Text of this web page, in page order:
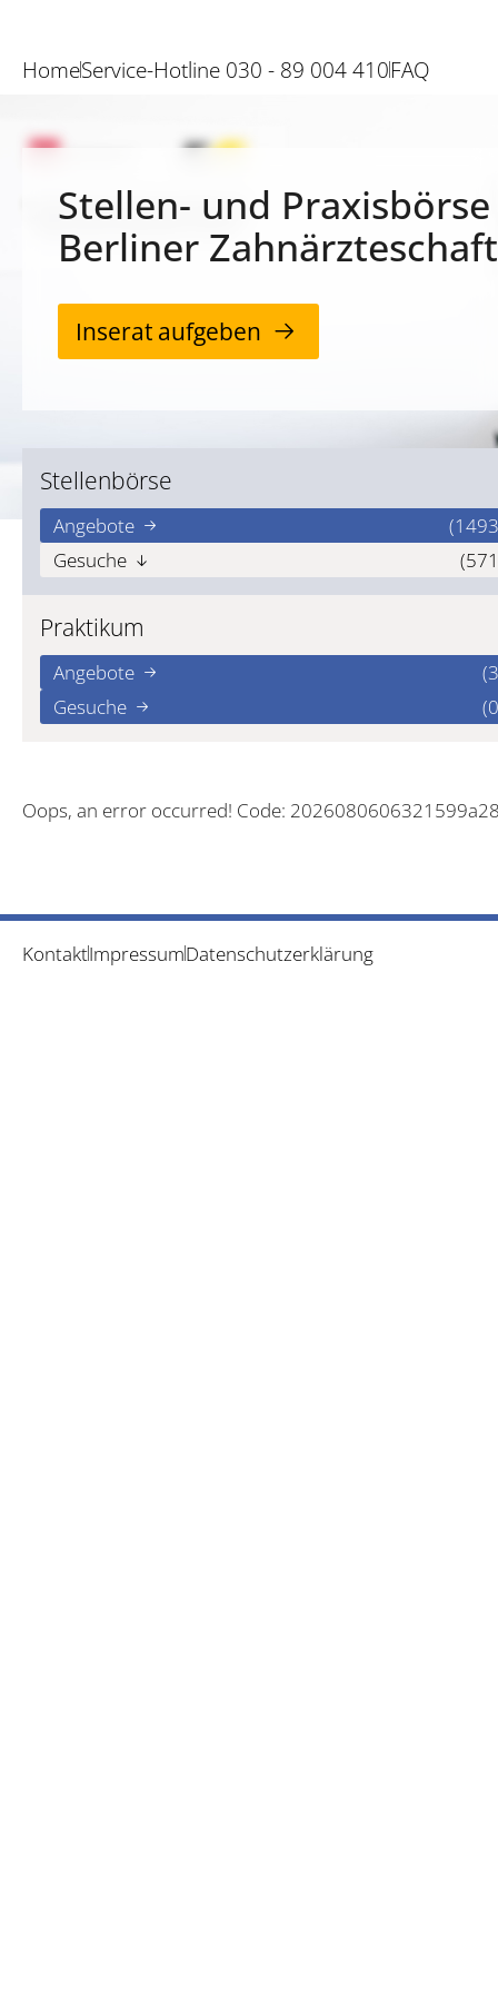
HomeService-Hotline 030 - 89 004 410FAQ
Stellen- und
Berliner Zahnärzteschaft
Inserat aufgeben
Stellenbörse
Angebote
Gesuche
Praktikum
Angebote
Gesuche
Oops, an error occurred! Code:
KontaktImpressumDatenschutzerklärung